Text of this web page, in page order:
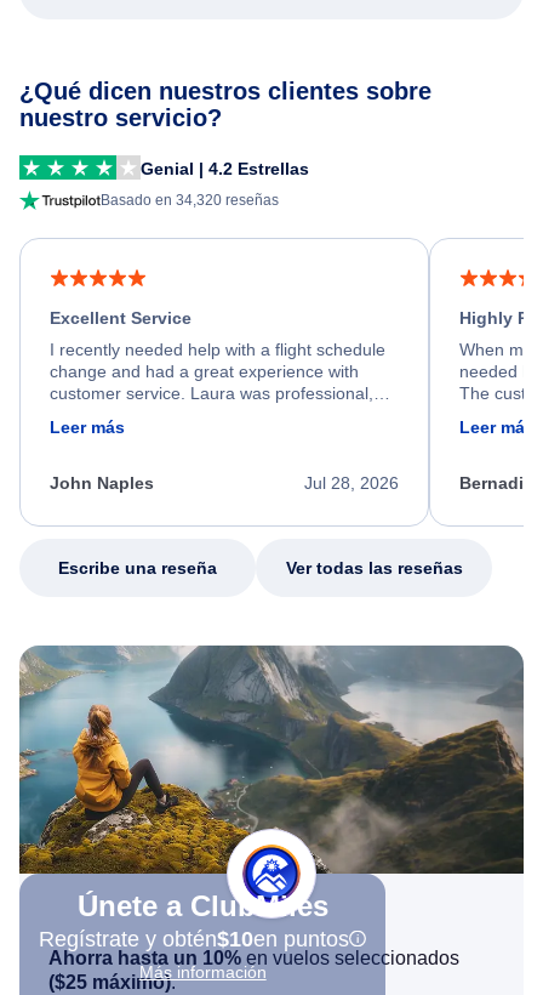
¿Qué dicen nuestros clientes sobre
nuestro servicio?
Genial | 4.2 Estrellas
Basado en 34,320 reseñas
Excellent Service
I recently needed help with a flight schedule
change and had a great experience with
customer service. Laura was professional,
friendly, and very helpful throughout the
process. She quickly found a solution and
appreciate her excellent service.
Leer más
Jul 28, 2026
John Naples
Highly
When my
needed
The
calm,
my issue.
Leer más
Escribe una reseña Ver todas las reseñas
Únete a ClubMiles
Regístrate y obtén$10en puntos
Más información
Ahorra hasta un 10% en vuelos seleccionados
($25 máximo).